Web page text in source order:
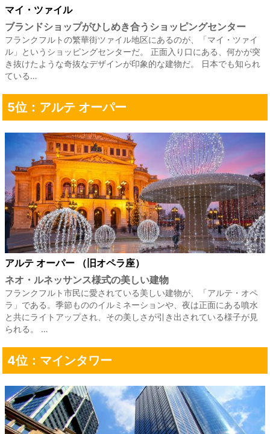
マイ・ツァイル
ブランドショップがひしめき合うショッピングセンター
フランクフルトの繁華街ツァイル地区にあるのが、「マイ・ツァイ
ル」というショッピングセンターだ。 正面入り口にある、何かが突
き抜けたような奇抜なデザインが印象的な建物だ。 日本でも知られ
ている…
5位：アルテ オーパー
アルテ オーパー （旧オペラ座）
ネオ・ルネッサンス様式の美しい建物
フランクフルト市民に愛されている美しい建物が、「アルテ・オペ
ラ」である。季節もののイルミネーションや、夜は正面にある噴水
と共にライトアップされ、その美しさが引き出されている様子が見
られる。 …
4位：マインタワー